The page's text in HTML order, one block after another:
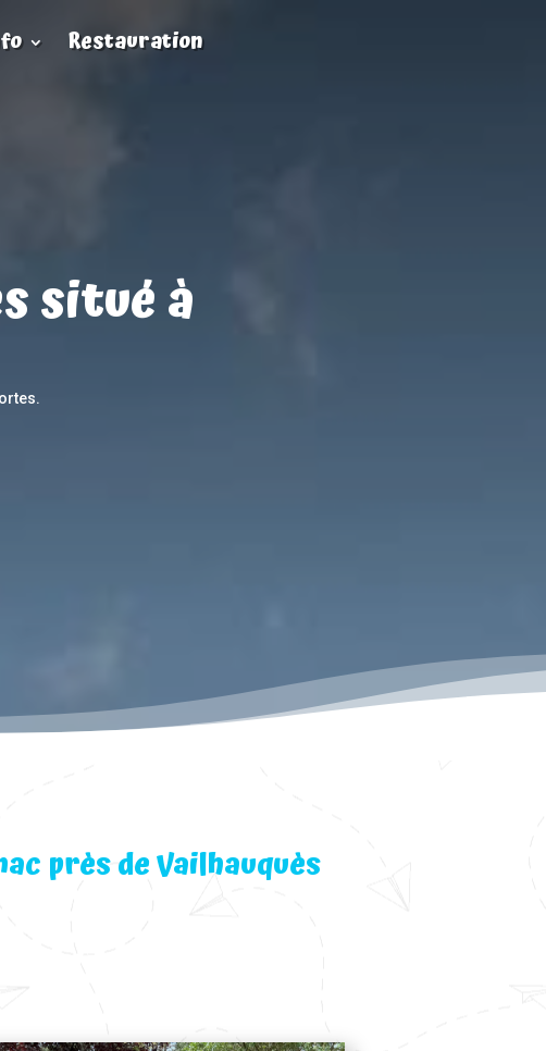
Restauration
situé à
près de Vailhauquès